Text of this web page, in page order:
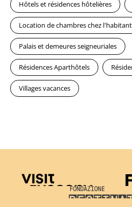
Hôtels et résidences hôtelières
Location de chambres chez l'habitant
Palais et demeures seigneuriales
Résidences Aparthôtels
Villages vacances
Visit Tuscany
Destination